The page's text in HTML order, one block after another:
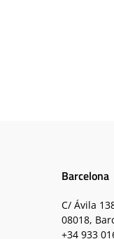
Barcelona
C/ Ávila
08018,
+34 933